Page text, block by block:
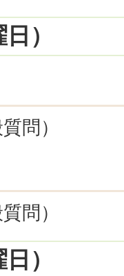
）
問）
問）
）